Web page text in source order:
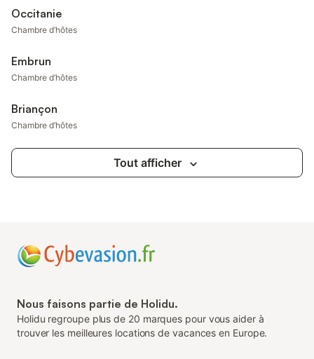
Occitanie
Chambre d’hôtes
Embrun
Chambre d’hôtes
Briançon
Chambre d’hôtes
Tout afficher
Nous faisons partie de Holidu.
Holidu regroupe plus de 20 marques pour vous aider à
trouver les meilleures locations de vacances en Europe.